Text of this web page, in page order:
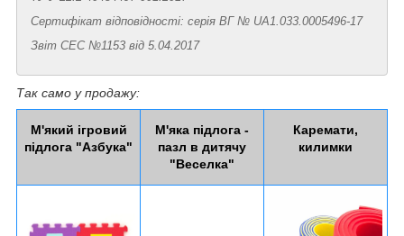
Сертифікат відповідності: серія ВГ № UA1.033.0005496-17
Звіт СЕС №1153 від 5.04.2017
Так само у продажу:
М'який ігровий
підлога "Азбука"
М'яка підлога -
пазл в дитячу
"Веселка"
Каремати,
килимки